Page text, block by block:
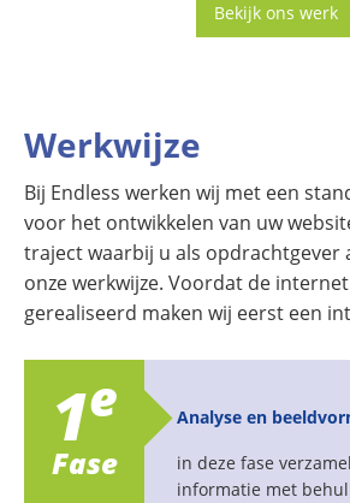
Bekijk ons werk
Werkwijze
Bij Endless werken wij met een
voor het ontwikkelen van uw
traject waarbij u als opdrachtgever
onze werkwijze. Voordat de
gerealiseerd maken wij eerst een
1e
Fase
Analyse en
in deze fase
informatie met